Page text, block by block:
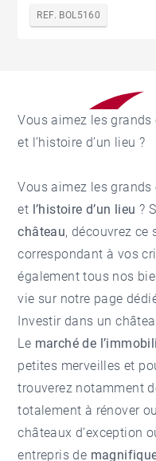
REF. BOL5160
Vous aimez les grands
et l’histoire d’un lieu ?
Vous aimez les grands
et l’histoire d’un lieu ?
château, découvrez ce
correspondant à vos
également tous nos
vie sur notre page
Investir dans un
Le marché de
petites merveilles et
trouverez notamment
totalement à rénover
châteaux d’exception
entrepris de